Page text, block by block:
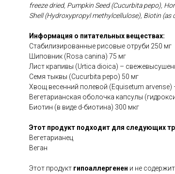
freeze dried, Pumpkin Seed (Cucurbita pepo),
Shell (Hydroxypropyl methylcellulose), Biotin (as
Информация о питательных веществах:
Стабилизированные рисовые отруби 250 мг
Шиповник (Rosa canina) 75 мг
Лист крапивы (Urtica dioica) –
Семя тыквы (Cucurbita pepo) 50 мг
Хвощ весенний полевой (Equisetum
Вегетарианская оболочка капсулы
Биотин (в виде d-биотина) 300 мкг
Этот продукт подходит для следующих
Вегетарианец
Веган
Этот продукт гипоаллергенен и не